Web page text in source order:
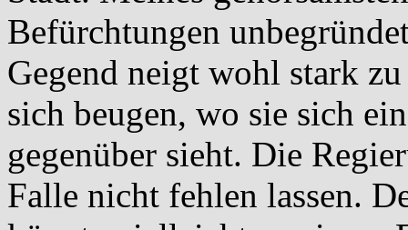
Befürchtungen
Gegend neigt wohl stark
sich beugen, wo sie sich
gegenüber sieht. Die
Falle nicht fehlen lassen.